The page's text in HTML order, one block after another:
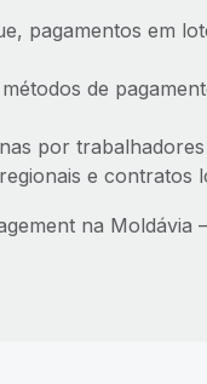
pagamentos em
de
por
e contratos
na Moldávia